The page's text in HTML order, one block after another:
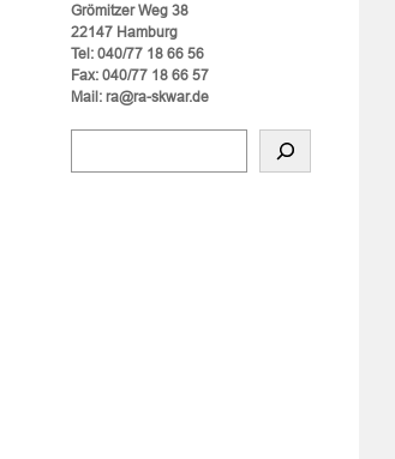
Grömitzer Weg 38
22147 Hamburg
Tel: 040/77 18 66 56
Fax: 040/77 18 66 57
Mail: ra@ra-skwar.de